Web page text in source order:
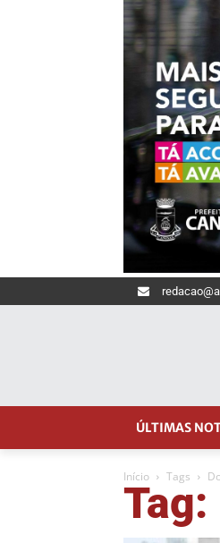
ÚLTIMAS
Início Tags
Tag: